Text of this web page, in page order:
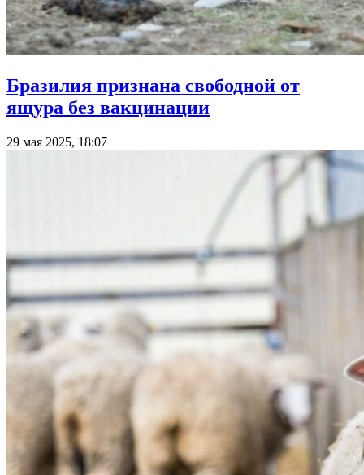
Бразилия признана свободной от
ящура без вакцинации
29 мая 2025, 18:07